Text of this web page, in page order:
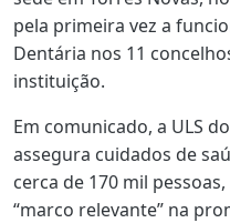
pela primeira vez a
Dentária nos 11
instituição.
Em comunicado, a ULS
assegura cuidados de
cerca de 170 mil
“marco relevante” na